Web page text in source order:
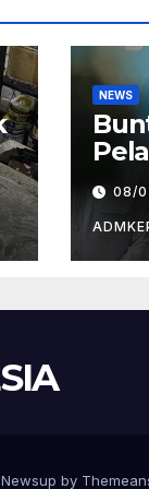
NEWS
dan
08/
Newsup by